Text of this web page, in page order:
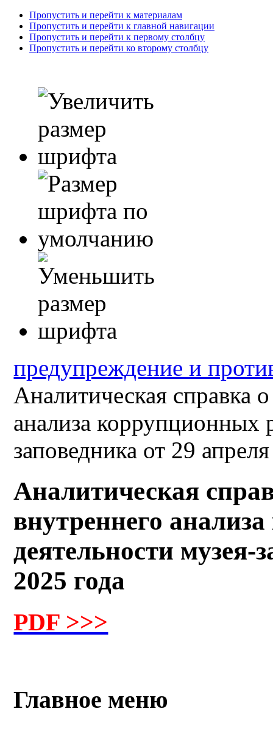
Пропустить и перейти к материалам
Пропустить и перейти к главной навигации
Пропустить и перейти к первому столбцу
Пропустить и перейти ко второму столбцу
предупреждение и
Аналитическая справка
анализа коррупционных
заповедника от 29
Аналитическая
внутреннего
деятельности музея-
2025 года
PDF >>>
Главное меню